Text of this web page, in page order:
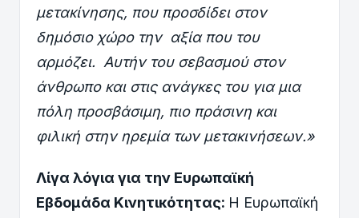
μετακίνησης, που προσδίδει στον
δημόσιο χώρο την αξία που του
αρμόζει. Αυτήν του σεβασμού στον
άνθρωπο και στις ανάγκες του για μια
πόλη προσβάσιμη, πιο πράσινη και
φιλική στην ηρεμία των μετακινήσεων.»
Λίγα λόγια για την Ευρωπαϊκή
Εβδομάδα Κινητικότητας: Η Ευρωπαϊκή